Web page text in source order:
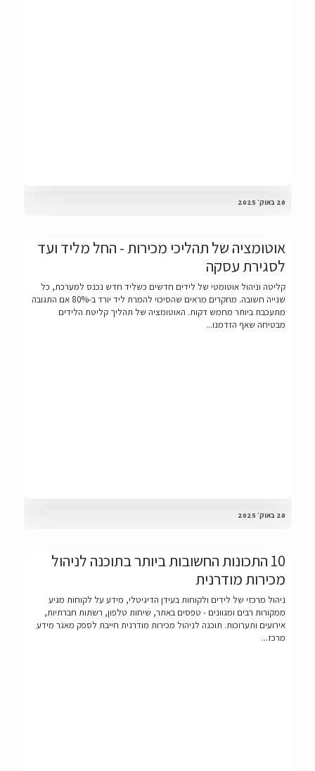
20 באוק׳ 2025
אוטומציה של תהליכי מכירות - החל מליד ועד
לסגירת עסקה
קליטה וניהול אוטומטי של לידים חדשים כשליד חדש נכנס למערכת, כל
שנייה חשובה. מחקרים מראים שהסיכוי להמרת ליד יורד ב-80% אם התגובה
מתעכבת ביותר מחמש דקות. האוטומציה של תהליך קליטת הלידים
מבטיחה שאף הזדמנו...
20 באוק׳ 2025
10 התכונות החשובות ביותר בתוכנה לניהול
מכירות מודרנית
ניהול מרכזי של לידים ולקוחות בעידן הדיגיטלי, מידע על לקוחות מגיע
ממקורות רבים ומגוונים - טפסים באתר, שיחות טלפון, רשתות חברתיות,
אירועים ותערוכות. תוכנה לניהול מכירות מודרנית חייבת לספק מאגר מידע
מרכז...